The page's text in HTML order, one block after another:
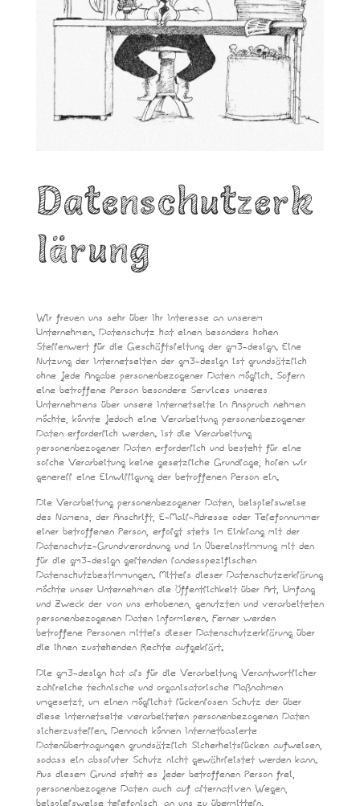
Datenschutzerk
lärung
Wir freuen uns sehr über Ihr Interesse an unserem
Unternehmen. Datenschutz hat einen besonders hohen
Stellenwert für die Geschäftsleitung der gm3-design. Eine
Nutzung der Internetseiten der gm3-design ist grundsätzlich
ohne jede Angabe personenbezogener Daten möglich. Sofern
eine betroffene Person besondere Services unseres
Unternehmens über unsere Internetseite in Anspruch nehmen
möchte, könnte jedoch eine Verarbeitung personenbezogener
Daten erforderlich werden. Ist die Verarbeitung
personenbezogener Daten erforderlich und besteht für eine
solche Verarbeitung keine gesetzliche Grundlage, holen wir
generell eine Einwilligung der betroffenen Person ein.
Die Verarbeitung personenbezogener Daten, beispielsweise
des Namens, der Anschrift, E-Mail-Adresse oder Telefonnummer
einer betroffenen Person, erfolgt stets im Einklang mit der
Datenschutz-Grundverordnung und in Übereinstimmung mit den
für die gm3-design geltenden landesspezifischen
Datenschutzbestimmungen. Mittels dieser Datenschutzerklärung
möchte unser Unternehmen die Öffentlichkeit über Art, Umfang
und Zweck der von uns erhobenen, genutzten und verarbeiteten
personenbezogenen Daten informieren. Ferner werden
betroffene Personen mittels dieser Datenschutzerklärung über
die ihnen zustehenden Rechte aufgeklärt.
Die gm3-design hat als für die Verarbeitung Verantwortlicher
zahlreiche technische und organisatorische Maßnahmen
umgesetzt, um einen möglichst lückenlosen Schutz der über
diese Internetseite verarbeiteten personenbezogenen Daten
sicherzustellen. Dennoch können Internetbasierte
Datenübertragungen grundsätzlich Sicherheitslücken aufweisen,
sodass ein absoluter Schutz nicht gewährleistet werden kann.
Aus diesem Grund steht es jeder betroffenen Person frei,
personenbezogene Daten auch auf alternativen Wegen,